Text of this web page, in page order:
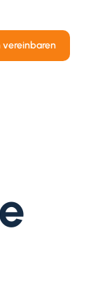
vereinbaren